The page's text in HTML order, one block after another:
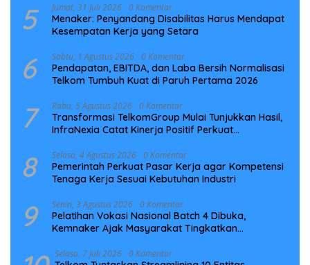
5 Jumat, 31 Juli 2026 0 Komentar
Menaker: Penyandang Disabilitas Harus Mendapat
Kesempatan Kerja yang Setara
6 Sabtu, 1 Agustus 2026 0 Komentar
Pendapatan, EBITDA, dan Laba Bersih Normalisasi
Telkom Tumbuh Kuat di Paruh Pertama 2026
7 Rabu, 5 Agustus 2026 0 Komentar
Transformasi TelkomGroup Mulai Tunjukkan Hasil,
InfraNexia Catat Kinerja Positif Perkuat
8 Selasa, 4 Agustus 2026 0 Komentar
Pemerintah Perkuat Pasar Kerja agar Kompetensi
Tenaga Kerja Sesuai Kebutuhan Industri
9 Senin, 3 Agustus 2026 0 Komentar
Pelatihan Vokasi Nasional Batch 4 Dibuka,
Kemnaker Ajak Masyarakat Tingkatkan
Selasa, 7 Juli 2026 0 Komentar